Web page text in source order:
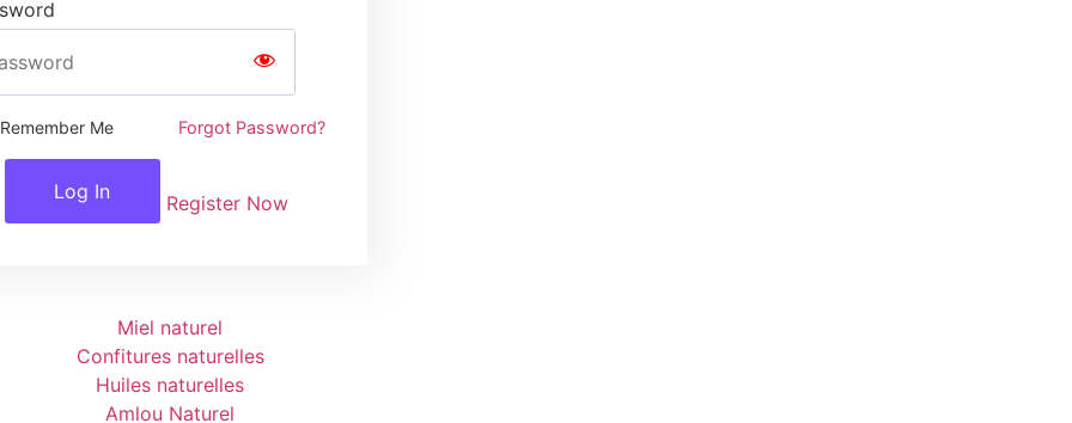
Remember Me Forgot Password?
Log In Register Now
Miel naturel
Confitures naturelles
Huiles naturelles
Amlou Naturel